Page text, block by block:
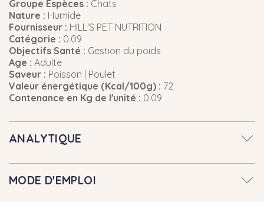
Groupe Espèces : Chats
Nature : Humide
Fournisseur : HILL'S PET NUTRITION
Catégorie : 0.09
Objectifs Santé : Gestion du poids
Age : Adulte
Saveur : Poisson | Poulet
Valeur énergétique (Kcal/100g) : 72
Contenance en Kg de l'unité : 0.09
ANALYTIQUE
MODE D'EMPLOI